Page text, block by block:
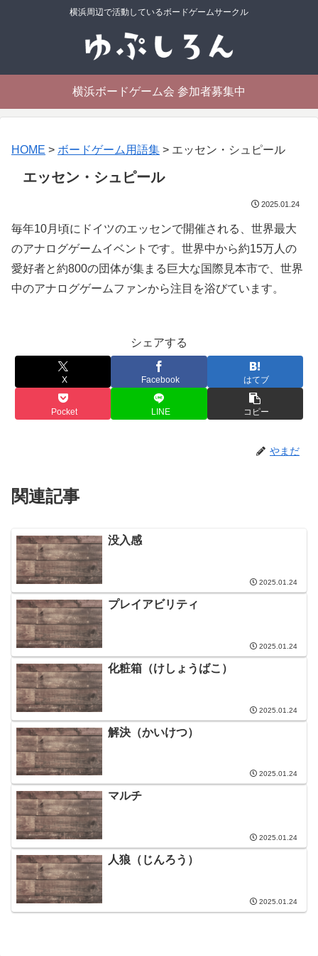
横浜周辺で活動しているボードゲームサークル
横浜ボードゲーム会 参加者募集中
HOME > ボードゲーム用語集 > エッセン・シュピール
エッセン・シュピール
2025.01.24
毎年10月頃にドイツのエッセンで開催される、世界最大
のアナログゲームイベントです。世界中から約15万人の
愛好者と約800の団体が集まる巨大な国際見本市で、世界
中のアナログゲームファンから注目を浴びています。
シェアする
X Facebook はてブ
Pocket LINE コピー
やまだ
関連記事
没入感
2025.01.24
プレイアビリティ
2025.01.24
化粧箱（けしょうばこ）
2025.01.24
解決（かいけつ）
2025.01.24
マルチ
2025.01.24
人狼（じんろう）
2025.01.24